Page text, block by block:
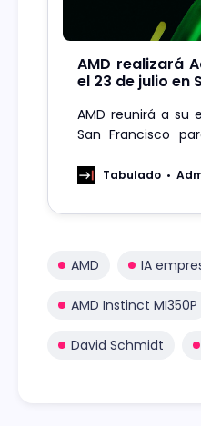
AMD realizará
el 23 de julio en
AMD reunirá a su
San Francisco
rendimiento con
Tabulado
AMD IA
AMD Instinct MI350P
David Schmidt